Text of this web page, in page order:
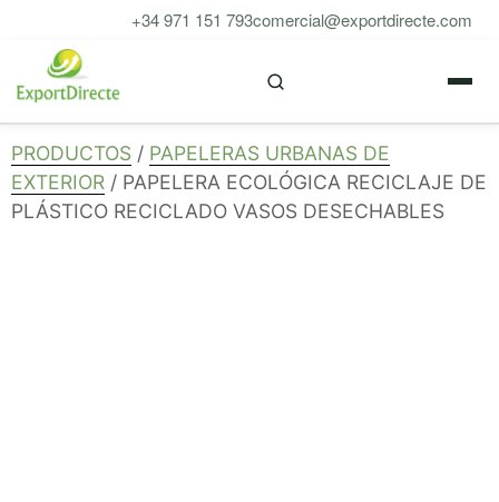
contenido
+34 971 151 793comercial@exportdirecte.com
PRODUCTOS / PAPELERAS URBANAS DE
EXTERIOR / PAPELERA ECOLÓGICA RECICLAJE DE
PLÁSTICO RECICLADO VASOS DESECHABLES